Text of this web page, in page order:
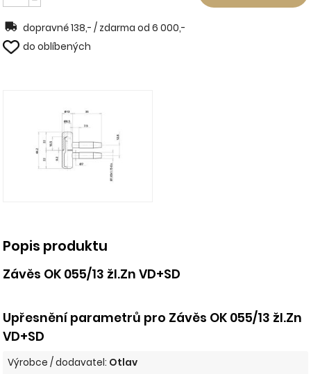
dopravné 138,- / zdarma od 6 000,-
do oblíbených
Popis produktu
Závěs OK 055/13 žl.Zn VD+SD
Upřesnění parametrů pro Závěs OK 055/13 žl.Zn
VD+SD
Výrobce / dodavatel: Otlav